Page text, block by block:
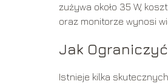
zużywa około 35 W,
oraz monitorze wynosi
Jak
Istnieje kilka